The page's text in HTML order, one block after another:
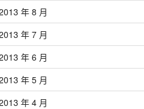
年 8 月
年 7 月
年 6 月
年 5 月
年 4 月